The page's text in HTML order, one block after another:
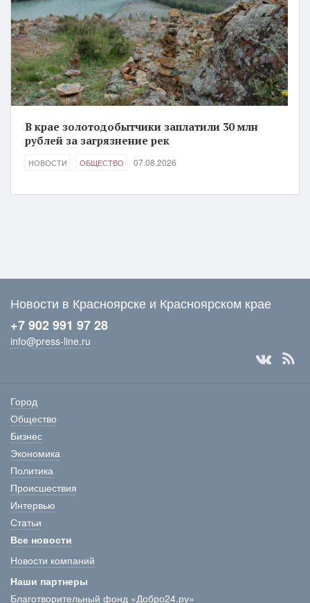
В крае золотодобытчики заплатили 30 млн
рублей за загрязнение рек
НОВОСТИ ОБЩЕСТВО 07.08.2026
Новости в Красноярске и Красноярском крае
+7 902 991 97 28
info@press-line.ru
Город
Общество
Бизнес
Экономика
Политика
Происшествия
Интервью
Статьи
Все новости
Новости компаний
Наши партнеры
Благотворительный фонд «Добро24.ру»